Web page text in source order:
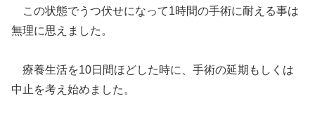
この状態でうつ伏せになって1時間の手術に耐える事は
無理に思えました。
療養生活を10日間ほどした時に、手術の延期もしくは
中止を考え始めました。